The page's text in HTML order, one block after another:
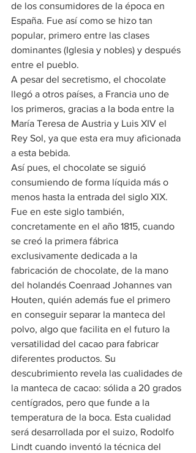
de los consumidores de la época en
España. Fue así como se hizo tan
popular, primero entre las clases
dominantes (Iglesia y nobles) y después
entre el pueblo.
A pesar del secretismo, el chocolate
llegó a otros países, a Francia uno de
los primeros, gracias a la boda entre la
María Teresa de Austria y Luis XIV el
Rey Sol, ya que esta era muy aficionada
a esta bebida.
Así pues, el chocolate se siguió
consumiendo de forma líquida más o
menos hasta la entrada del siglo XIX.
Fue en este siglo también,
concretamente en el año 1815, cuando
se creó la primera fábrica
exclusivamente dedicada a la
fabricación de chocolate, de la mano
del holandés Coenraad Johannes van
Houten, quién además fue el primero
en conseguir separar la manteca del
polvo, algo que facilita en el futuro la
versatilidad del cacao para fabricar
diferentes productos. Su
descubrimiento revela las cualidades de
la manteca de cacao: sólida a 20 grados
centígrados, pero que funde a la
temperatura de la boca. Esta cualidad
será desarrollada por el suizo, Rodolfo
Lindt cuando inventó la técnica del